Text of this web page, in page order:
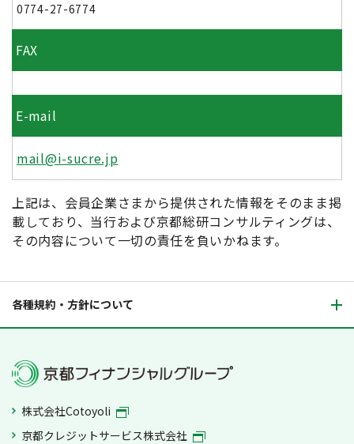
0774-27-6774
FAX
E-mail
mail@i-sucre.jp
上記は、会員企業さまから提供された情報をそのまま掲
載しており、当行および京都総研コンサルティングは、
その内容について一切の責任を負いかねます。
各種規約・方針について
株式会社Cotoyoli
京都クレジットサービス株式会社